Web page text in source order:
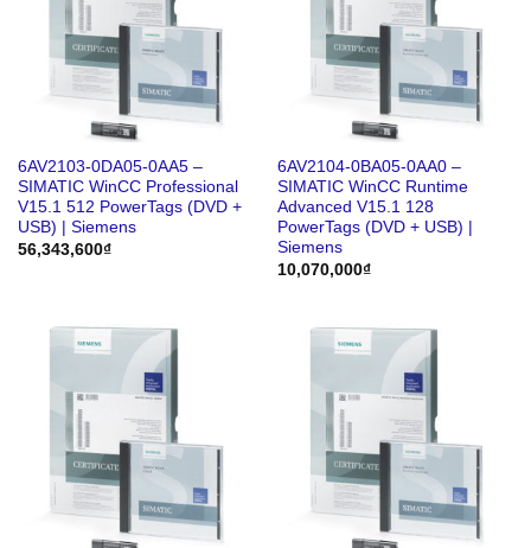
6AV2103-0DA05-0AA5 –
SIMATIC WinCC Professional
V15.1 512 PowerTags (DVD +
USB) | Siemens
56,343,600₫
6AV2104-0BA05-0AA0 –
SIMATIC WinCC Runtime
Advanced V15.1 128
PowerTags (DVD + USB) |
Siemens
10,070,000₫